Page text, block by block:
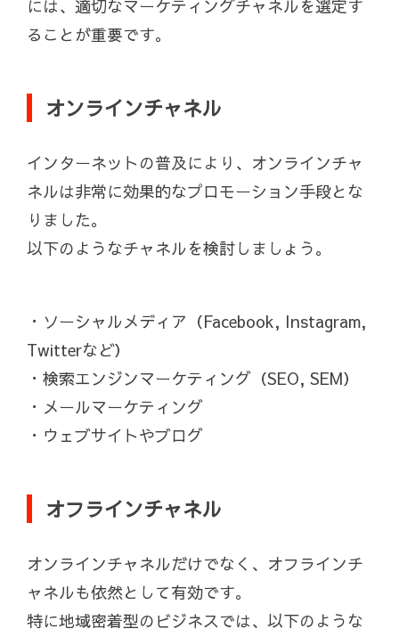
には、適切なマーケティングチャネルを選定す
ることが重要です。
オンラインチャネル
インターネットの普及により、オンラインチャ
ネルは非常に効果的なプロモーション手段とな
りました。
以下のようなチャネルを検討しましょう。
・ソーシャルメディア（Facebook, Instagram,
Twitterなど）
・検索エンジンマーケティング（SEO, SEM）
・メールマーケティング
・ウェブサイトやブログ
オフラインチャネル
オンラインチャネルだけでなく、オフラインチ
ャネルも依然として有効です。
特に地域密着型のビジネスでは、以下のような